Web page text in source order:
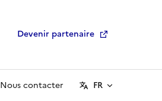
Devenir partenaire
Nous contacter FR